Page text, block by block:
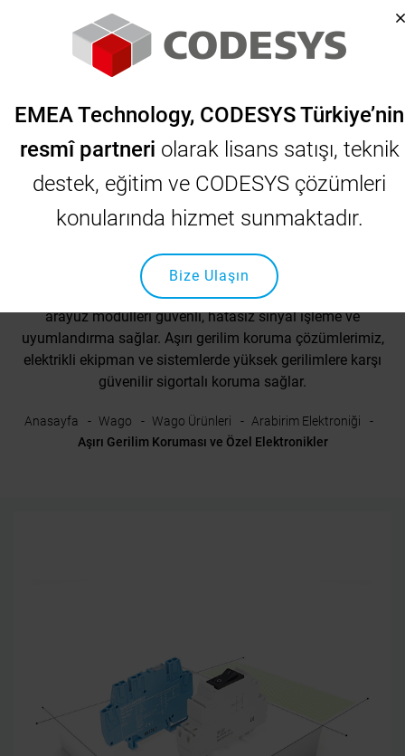
Aşırı Gerilim Koruması ve Özel
Elektronikler
WAGO'nun aşırı gerilim koruma ve özel elektronik ürünleri
çok sayıda kullanım alanına sahiptir. Özel fonksiyonlu
arayüz modülleri güvenli, hatasız sinyal işleme ve
uyumlandırma sağlar. Aşırı gerilim koruma çözümlerimiz,
elektrikli ekipman ve sistemlerde yüksek gerilimlere karşı
güvenilir sigortalı koruma sağlar.
Anasayfa Wago Wago Ürünleri
Arabirim Elektroniği
Aşırı Gerilim Koruması ve Özel Elektronikler
EMEA Technology, CODESYS Türkiye’nin
resmî partneri olarak lisans satışı, teknik
destek, eğitim ve CODESYS çözümleri
konularında hizmet sunmaktadır.
Bize Ulaşın